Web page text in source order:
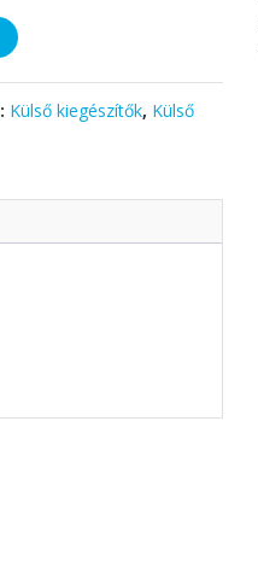
Külső kiegészítők, Külső